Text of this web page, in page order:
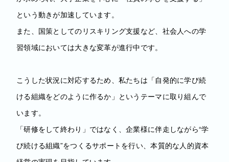
という動きが加速しています。
また、国策としてのリスキリング支援など、社会人への学
習領域においては大きな変革が進行中です。
こうした状況に対応するため、私たちは「自発的に学び続
ける組織をどのように作るか」というテーマに取り組んで
います。
「研修をして終わり」ではなく、企業様に伴走しながら“学
び続ける組織”をつくるサポートを行い、本質的な人的資本